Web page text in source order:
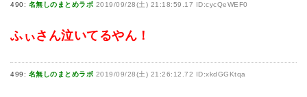
490: 名無しのまとめラボ 2019/09/28(土) 21:18:59.17 ID:cycQeWEF0
ふぃさん泣いてるやん！
499: 名無しのまとめラボ 2019/09/28(土) 21:26:12.72 ID:xkdGGKtqa